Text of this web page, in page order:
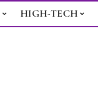
HIGH-TECH